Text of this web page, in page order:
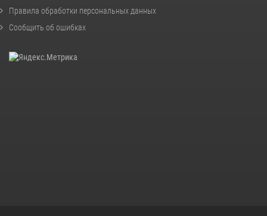
Правила обработки персональных данных
Сообщить об ошибках